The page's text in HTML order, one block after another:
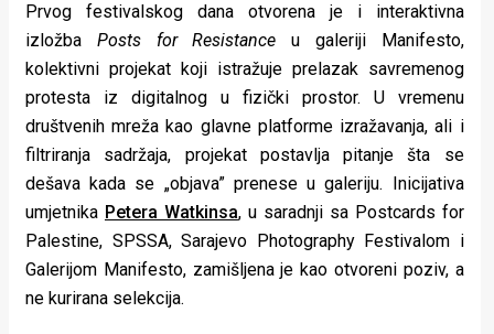
Prvog festivalskog dana otvorena je i interaktivna
izložba Posts for Resistance u galeriji Manifesto,
kolektivni projekat koji istražuje prelazak savremenog
protesta iz digitalnog u fizički prostor. U vremenu
društvenih mreža kao glavne platforme izražavanja, ali i
filtriranja sadržaja, projekat postavlja pitanje šta se
dešava kada se „objava” prenese u galeriju. Inicijativa
umjetnika Petera Watkinsa, u saradnji sa Postcards for
Palestine, SPSSA, Sarajevo Photography Festivalom i
Galerijom Manifesto, zamišljena je kao otvoreni poziv, a
ne kurirana selekcija.